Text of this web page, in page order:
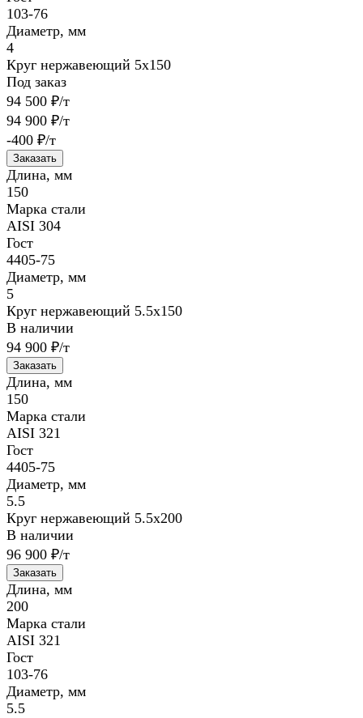
103-76
Диаметр, мм
4
Круг нержавеющий 5х150
Под заказ
94 500 ₽/т
94 900 ₽/т
-400 ₽/т
Заказать
Длина, мм
150
Марка стали
AISI 304
Гост
4405-75
Диаметр, мм
5
Круг нержавеющий 5.5х150
В наличии
94 900 ₽/т
Заказать
Длина, мм
150
Марка стали
AISI 321
Гост
4405-75
Диаметр, мм
5.5
Круг нержавеющий 5.5х200
В наличии
96 900 ₽/т
Заказать
Длина, мм
200
Марка стали
AISI 321
Гост
103-76
Диаметр, мм
5.5